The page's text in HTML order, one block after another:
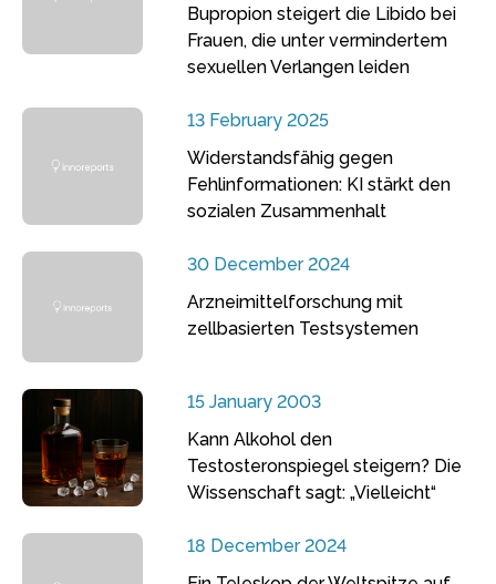
Bupropion steigert die Libido bei
Frauen, die unter vermindertem
sexuellen Verlangen leiden
13 February 2025
Widerstandsfähig gegen
Fehlinformationen: KI stärkt den
sozialen Zusammenhalt
30 December 2024
Arzneimittelforschung mit
zellbasierten Testsystemen
15 January 2003
Kann Alkohol den
Testosteronspiegel steigern? Die
Wissenschaft sagt: „Vielleicht“
18 December 2024